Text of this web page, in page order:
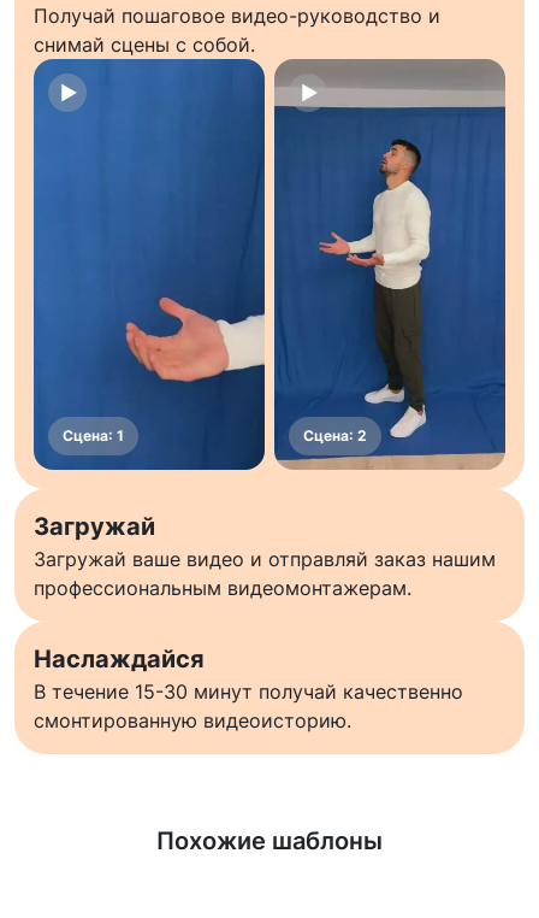
Получай пошаговое видео-руководство и
снимай сцены с собой.
Загружай
Загружай ваше видео и отправляй заказ нашим
профессиональным видеомонтажерам.
Наслаждайся
В течение 15-30 минут получай качественно
смонтированную видеоисторию.
Похожие шаблоны
Узнать больше